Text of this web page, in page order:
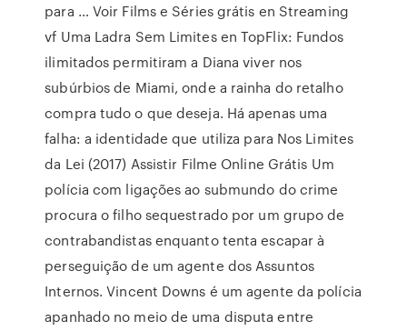
para … Voir Films e Séries grátis en Streaming
vf Uma Ladra Sem Limites en TopFlix: Fundos
ilimitados permitiram a Diana viver nos
subúrbios de Miami, onde a rainha do retalho
compra tudo o que deseja. Há apenas uma
falha: a identidade que utiliza para Nos Limites
da Lei (2017) Assistir Filme Online Grátis Um
polícia com ligações ao submundo do crime
procura o filho sequestrado por um grupo de
contrabandistas enquanto tenta escapar à
perseguição de um agente dos Assuntos
Internos. Vincent Downs é um agente da polícia
apanhado no meio de uma disputa entre